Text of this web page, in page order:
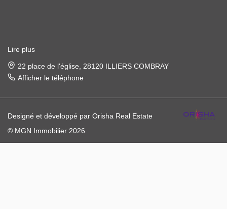
Lire plus
22 place de l'église, 28120 ILLIERS COMBRAY
Afficher le téléphone
Designé et développé par Orisha Real Estate
© MGN Immobilier 2026